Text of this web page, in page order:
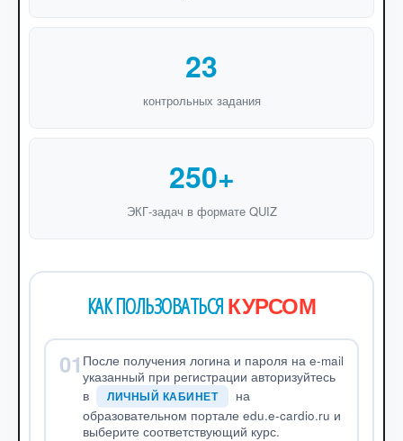
23
контрольных задания
250+
ЭКГ-задач в формате QUIZ
КАК ПОЛЬЗОВАТЬСЯКУРСОМ
01 После получения логина и пароля на e-mail
указанный при регистрации авторизуйтесь
в
ЛИЧНЫЙ КАБИНЕТ
на
образовательном портале edu.e-cardio.ru и
выберите соответствующий курс.